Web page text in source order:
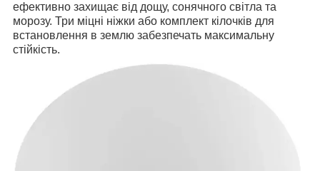
ефективно захищає від дощу, сонячного світла та
морозу. Три міцні ніжки або комплект кілочків для
встановлення в землю забезпечать максимальну
стійкість.